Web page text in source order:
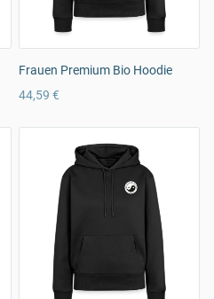
Frauen Premium Bio Hoodie
44,59 €